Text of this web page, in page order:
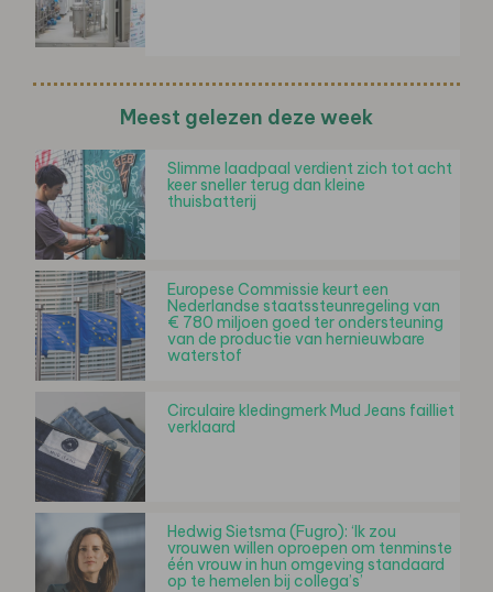
Meest gelezen deze week
Slimme laadpaal verdient zich tot acht
keer sneller terug dan kleine
thuisbatterij
Europese Commissie keurt een
Nederlandse staatssteunregeling van
€ 780 miljoen goed ter ondersteuning
van de productie van hernieuwbare
waterstof
Circulaire kledingmerk Mud Jeans failliet
verklaard
Hedwig Sietsma (Fugro): ‘Ik zou
vrouwen willen oproepen om tenminste
één vrouw in hun omgeving standaard
op te hemelen bij collega’s’